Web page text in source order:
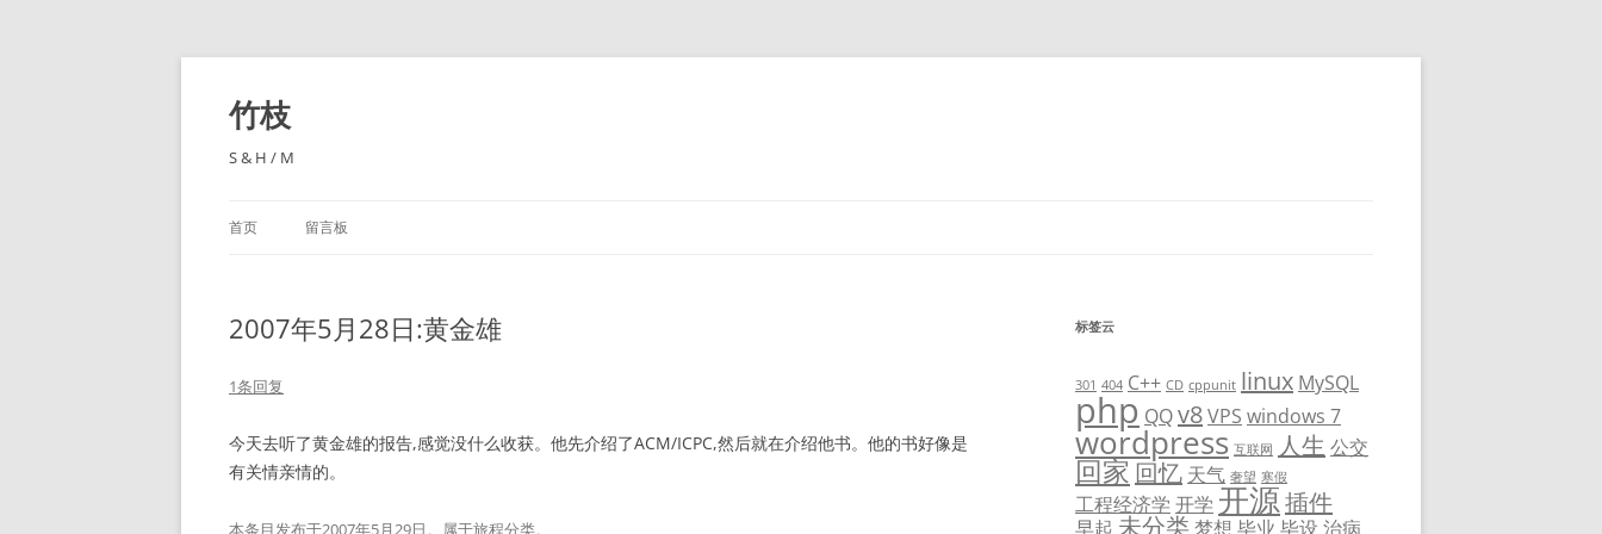
跳
正
文
竹枝
S & H / M
首页 留言板
2007年5月28日:黄金雄
1条回复
今天去听了黄金雄的报告,感觉没什么收获。他先介绍了ACM/ICPC,然后就在介绍他书。他的书好像是
有关情亲情的。
本条目发布于2007年5月29日。属于旅程分类。
标签云
301 404 C++ CD cppunit linux MySQL
php QQv8VPS windows 7
wordpress 互联网 人生 公交
回家 回忆 天气 奢望 寒假
工程经济学 开学 开源插件
早起 未分类 梦想 毕业 毕设 治病